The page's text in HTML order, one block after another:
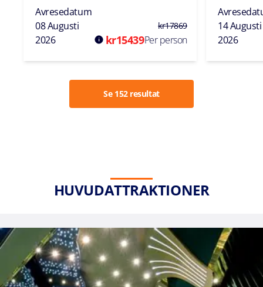
Avresedatum
08 Augusti
2026
kr17869
kr15439Per person
14 Augusti
2026
Se 152 resultat
HUVUDATTRAKTIONER